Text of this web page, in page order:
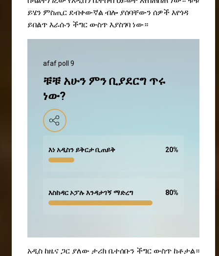
ይሄን ምስጢር ደብቀውኛል ብሎ ያሰባቸውን ሰዎች እየጎዳ
ይበልጥ እራሱን ችግር ውስጥ እያስገባ ነው።
afaf poll 9
ቹቹ አሁን ምን ቢያደርግ ጥሩ
ነው?
እነ አዲስን ይቅርታ ቢጠይቅ 20%
እስከዳር ኦፓሉ እንዳታገኝ ማድረግ 80%
አዲስ ከዜና ጋር ያለው ታሪክ ቤተሰቡን ችግር ውስጥ ከቶታል።